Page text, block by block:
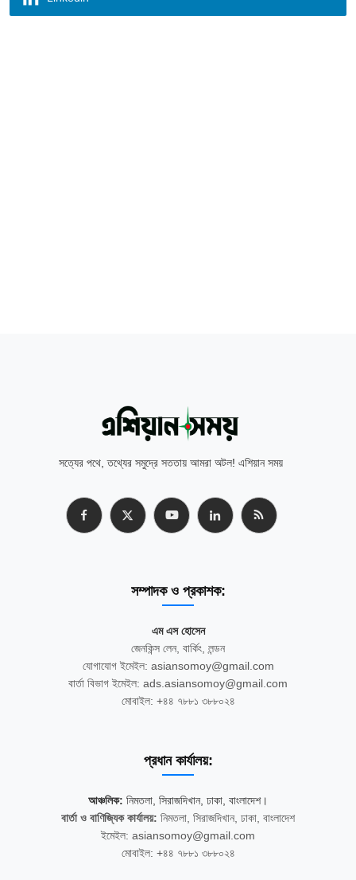
সত্যের পথে, তথ্যের সমুদ্রে সততায় আমরা অটল! এশিয়ান সময়
সম্পাদক ও প্রকাশক:
এম এস হোসেন
জেনকিন্স লেন, বার্কিং, লন্ডন
যোগাযোগ ইমেইল: asiansomoy@gmail.com
বার্তা বিভাগ ইমেইল: ads.asiansomoy@gmail.com
মোবাইল: +৪৪ ৭৮৮১ ৩৮৮০২৪
প্রধান কার্যালয়:
আঞ্চলিক: নিমতলা, সিরাজদিখান, ঢাকা, বাংলাদেশ।
বার্তা ও বাণিজ্যিক কার্যালয়: নিমতলা, সিরাজদিখান, ঢাকা, বাংলাদেশ
ইমেইল: asiansomoy@gmail.com
মোবাইল: +৪৪ ৭৮৮১ ৩৮৮০২৪